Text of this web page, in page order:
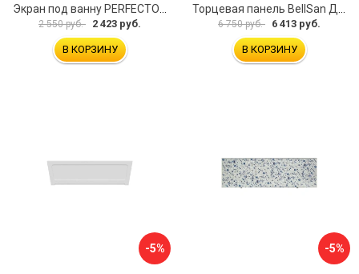
Экран под ванну PERFECTO LINEA 36-000157
2 550 руб. 2 423 руб.
В КОРЗИНУ
Торцевая панель BellSan Даниелла 4627171531049
6 750 руб. 6 413 руб.
В КОРЗИНУ
-5% -5%